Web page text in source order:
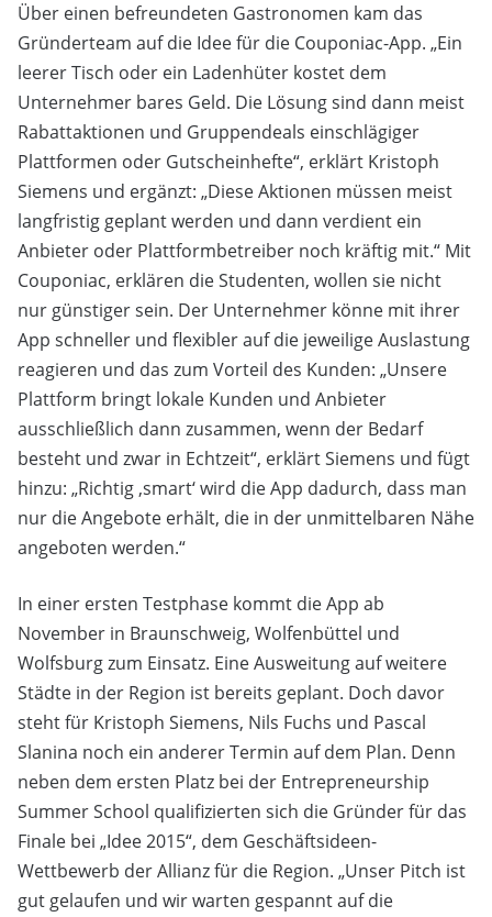
Über einen befreundeten Gastronomen kam das
Gründerteam auf die Idee für die Couponiac-App. „Ein
leerer Tisch oder ein Ladenhüter kostet dem
Unternehmer bares Geld. Die Lösung sind dann meist
Rabattaktionen und Gruppendeals einschlägiger
Plattformen oder Gutscheinhefte“, erklärt Kristoph
Siemens und ergänzt: „Diese Aktionen müssen meist
langfristig geplant werden und dann verdient ein
Anbieter oder Plattformbetreiber noch kräftig mit.“ Mit
Couponiac, erklären die Studenten, wollen sie nicht
nur günstiger sein. Der Unternehmer könne mit ihrer
App schneller und flexibler auf die jeweilige Auslastung
reagieren und das zum Vorteil des Kunden: „Unsere
Plattform bringt lokale Kunden und Anbieter
ausschließlich dann zusammen, wenn der Bedarf
besteht und zwar in Echtzeit“, erklärt Siemens und fügt
hinzu: „Richtig ‚smart‘ wird die App dadurch, dass man
nur die Angebote erhält, die in der unmittelbaren Nähe
angeboten werden.“
In einer ersten Testphase kommt die App ab
November in Braunschweig, Wolfenbüttel und
Wolfsburg zum Einsatz. Eine Ausweitung auf weitere
Städte in der Region ist bereits geplant. Doch davor
steht für Kristoph Siemens, Nils Fuchs und Pascal
Slanina noch ein anderer Termin auf dem Plan. Denn
neben dem ersten Platz bei der Entrepreneurship
Summer School qualifizierten sich die Gründer für das
Finale bei „Idee 2015“, dem Geschäftsideen-
Wettbewerb der Allianz für die Region. „Unser Pitch ist
gut gelaufen und wir warten gespannt auf die